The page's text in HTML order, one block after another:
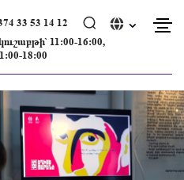
33 53 14 12
11։00-16։00,
18։00